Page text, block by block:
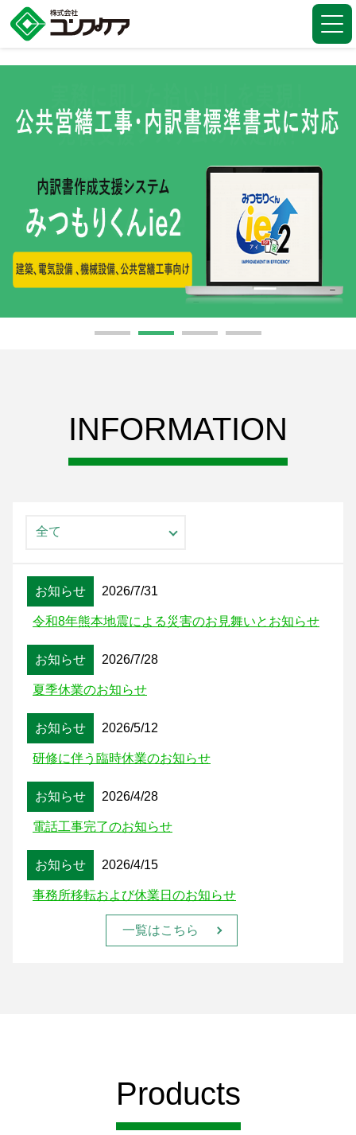
INFORMATION
お知らせ 2026/7/31
令和8年熊本地震による災害のお見舞いとお知らせ
お知らせ 2026/7/28
夏季休業のお知らせ
お知らせ 2026/5/12
研修に伴う臨時休業のお知らせ
お知らせ 2026/4/28
電話工事完了のお知らせ
お知らせ 2026/4/15
事務所移転および休業日のお知らせ
一覧はこちら
Products